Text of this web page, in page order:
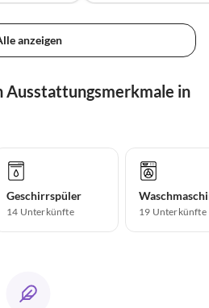
anzeigen
Ausstattungsmerkmale in
Geschirrspüler
14 Unterkünfte 19 Unterkünfte